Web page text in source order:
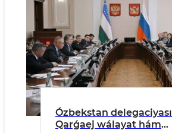
Ózbekstan delegaciyası
Qarǵaej wálayat hám